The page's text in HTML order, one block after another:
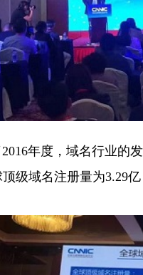
年度，域名行业的发
级域名注册量为3.29